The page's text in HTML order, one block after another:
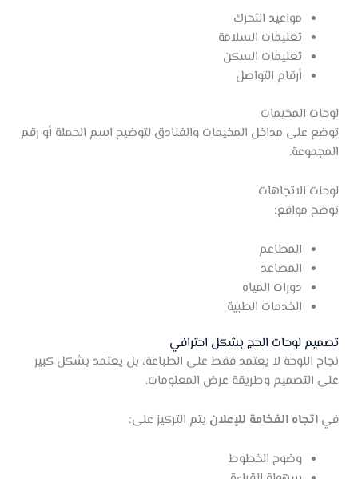
مواعيد التحرك
تعليمات السلامة
تعليمات السكن
أرقام التواصل
لوحات المخيمات
توضع على مداخل المخيمات والفنادق لتوضيح اسم الحملة أو رقم
المجموعة.
لوحات الاتجاهات
توضح مواقع:
المطاعم
المصاعد
دورات المياه
الخدمات الطبية
تصميم لوحات الحج بشكل احترافي
نجاح اللوحة لا يعتمد فقط على الطباعة، بل يعتمد بشكل كبير
على التصميم وطريقة عرض المعلومات.
في اتجاه الفخامة للإعلان يتم التركيز على:
وضوح الخطوط